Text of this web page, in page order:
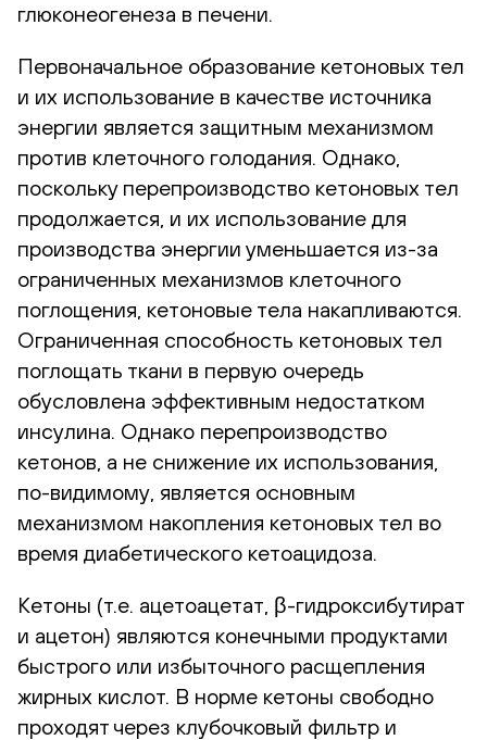
глюконеогенеза в печени.
Первоначальное образование кетоновых тел
и их использование в качестве источника
энергии является защитным механизмом
против клеточного голодания. Однако,
поскольку перепроизводство кетоновых тел
продолжается, и их использование для
производства энергии уменьшается из-за
ограниченных механизмов клеточного
поглощения, кетоновые тела накапливаются.
Ограниченная способность кетоновых тел
поглощать ткани в первую очередь
обусловлена эффективным недостатком
инсулина. Однако перепроизводство
кетонов, а не снижение их использования,
по-видимому, является основным
механизмом накопления кетоновых тел во
время диабетического кетоацидоза.
Кетоны (т.е. ацетоацетат, β-гидроксибутират
и ацетон) являются конечными продуктами
быстрого или избыточного расщепления
жирных кислот. В норме кетоны свободно
проходят через клубочковый фильтр и